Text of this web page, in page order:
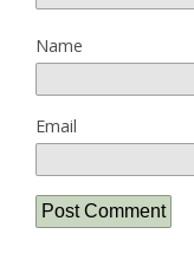
Name
Email